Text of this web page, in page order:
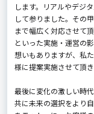
します。リアルやデジ
して参りました。その
まで幅広く対応させて
といった実施・運営の
想いもありますが、私
様に提案実施させて頂き
最後に変化の激しい時
共に未来の選択をより